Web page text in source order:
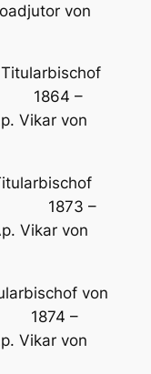
von
–
Vikar von
–
Vikar von
von
–
Vikar von